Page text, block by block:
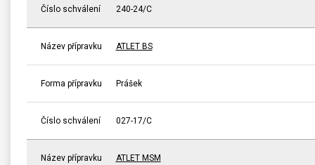
Číslo schválení 240-24/C
Název přípravku ATLET BS
Forma přípravku Prášek
Číslo schválení 027-17/C
Název přípravku ATLET MSM